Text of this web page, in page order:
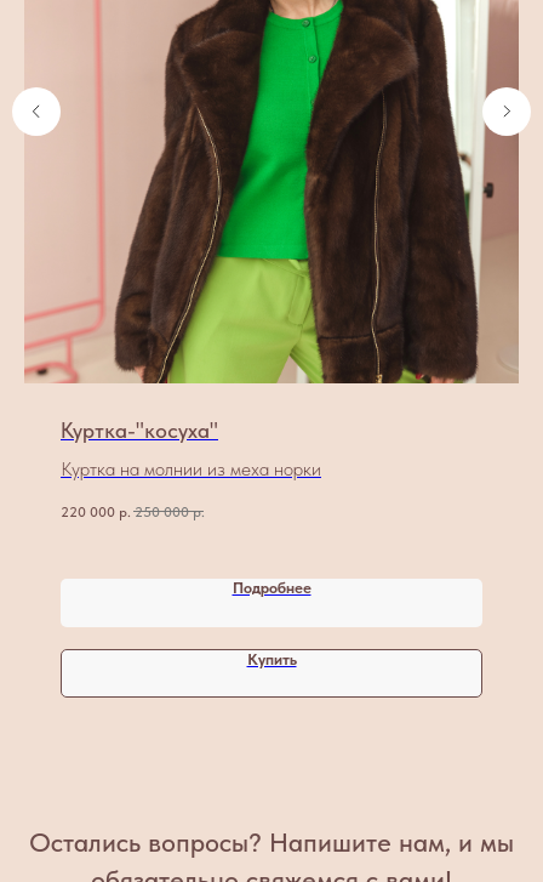
Куртка-"косуха"
Куртка на молнии из меха норки
220 000 р. 250 000 р.
Подробнее
Купить
Остались вопросы? Напишите нам, и мы